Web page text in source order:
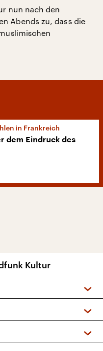
nun nach den
Abends zu, dass die
in Frankreich
dem Eindruck des
Kultur